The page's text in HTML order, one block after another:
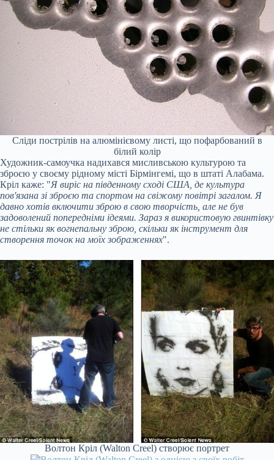
Сліди пострілів на алюмінієвому листі, що пофарбований в
білий колір
Художник-самоучка надихався мисливською культурою та
зброєю у своєму рідному місті Бірмінгемі, що в штаті Алабама.
Кріл каже: "Я виріс на південному сході США, де культура
пов'язана зі зброєю та спортом на свіжому повітрі загалом. Я
давно хотів включити зброю в свою творчість, але не був
задоволений попередніми ідеями. Зараз я використовую гвинтівку
не стільки як вогнепальну зброю, скільки як інструмент для
створення точок на моїх зображеннях".
Волтон Кріл (Walton Creel) створює портрет